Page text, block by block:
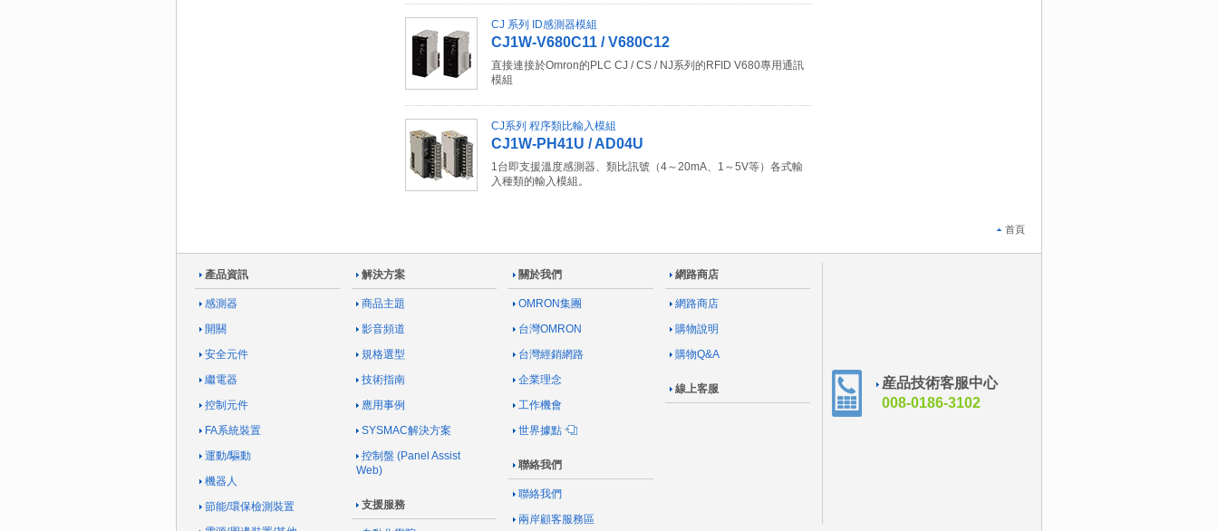
CJ 系列 ID感測器模組
CJ1W-V680C11 / V680C12
直接連接於Omron的PLC CJ / CS / NJ系列的RFID V680專用通訊
模組
CJ系列 程序類比輸入模組
CJ1W-PH41U / AD04U
1台即支援溫度感測器、類比訊號（4～20mA、1～5V等）各式輸
入種類的輸入模組。
首頁
產品資訊
感測器
開關
安全元件
繼電器
控制元件
FA系統裝置
運動/驅動
機器人
節能/環保檢測裝置
解決方案
商品主題
影音頻道
規格選型
技術指南
應用事例
SYSMAC解決方案
控制盤 (Panel Assist
Web)
支援服務
關於我們
OMRON集團
台灣OMRON
台灣經銷網路
企業理念
工作機會
世界據點
聯絡我們
聯絡我們
兩岸顧客服務區
網路商店
網路商店
購物說明
購物Q&A
線上客服
産品技術客服中心
008-0186-3102